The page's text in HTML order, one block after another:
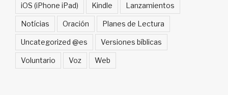
iOS (iPhone iPad) Kindle Lanzamientos
Notícias Oración Planes de Lectura
Uncategorized @es Versiones bíblicas
Voluntario Voz Web